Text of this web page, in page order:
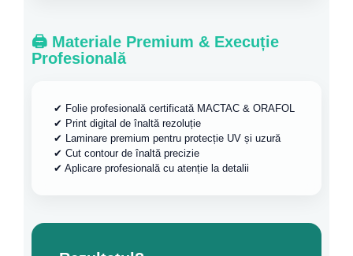
🖨️ Materiale Premium & Execuție
Profesională
✔ Folie profesională certificată MACTAC & ORAFOL
✔ Print digital de înaltă rezoluție
✔ Laminare premium pentru protecție UV și uzură
✔ Cut contour de înaltă precizie
✔ Aplicare profesională cu atenție la detalii